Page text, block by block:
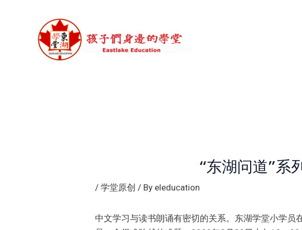
“东湖问道”系
/学堂原创 / By eleducation
中文学习与读书朗诵有密切的关系。东湖学堂小学